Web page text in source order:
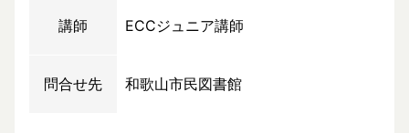
講師 ECCジュニア講師
問合せ先 和歌山市民図書館